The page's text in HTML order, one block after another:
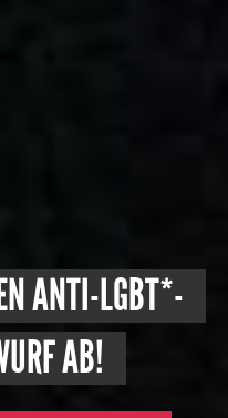
ANTI-LGBT*-
AB!